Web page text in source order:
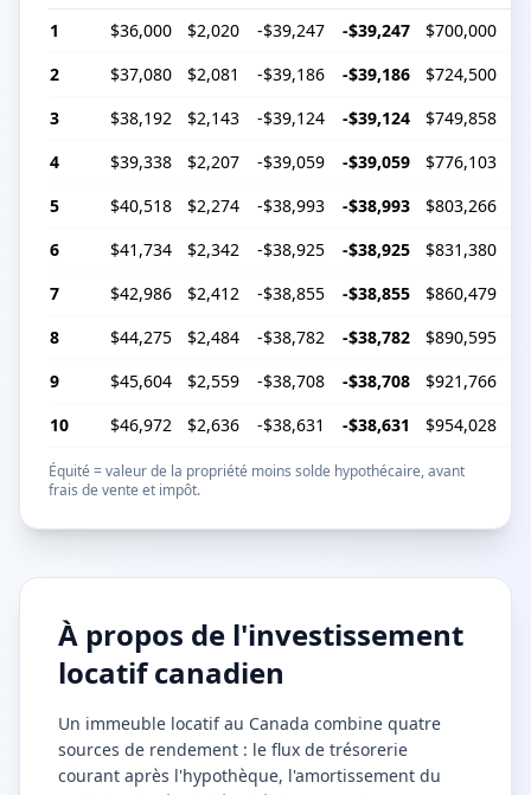
1 $36,000 $2,020 -$39,247 -$39,247 $700,000
2
$37,080 $2,081 -$39,186 -$39,186 $724,500
3
$38,192 $2,143 -$39,124 -$39,124 $749,858
4
$39,338 $2,207 -$39,059 -$39,059 $776,103
5
$40,518 $2,274 -$38,993 -$38,993 $803,266
6
$41,734 $2,342 -$38,925 -$38,925 $831,380
7
$42,986 $2,412 -$38,855 -$38,855 $860,479
8
$44,275 $2,484 -$38,782 -$38,782 $890,595
9
$45,604 $2,559 -$38,708 -$38,708 $921,766
10
$46,972 $2,636 -$38,631 -$38,631 $954,028
Équité = valeur de la propriété moins solde hypothécaire, avant
frais de vente et impôt.
À propos de l'investissement
locatif canadien
Un immeuble locatif au Canada combine quatre
sources de rendement : le flux de trésorerie
courant après l'hypothèque, l'amortissement du